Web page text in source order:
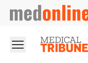
medonline